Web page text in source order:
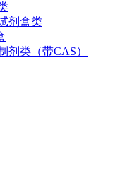
剂盒类
剂类（带CAS）